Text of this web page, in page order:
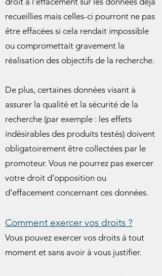
recueillies mais celles-ci pourront ne pas
être effacées si cela rendait impossible
ou compromettait gravement la
réalisation des objectifs de la recherche.
De plus, certaines données visant à
assurer la qualité et la sécurité de la
recherche (par exemple : les effets
indésirables des produits testés) doivent
obligatoirement être collectées par le
promoteur. Vous ne pourrez pas exercer
votre droit d’opposition ou
d’effacement concernant ces données.
Comment exercer vos droits ?
Vous pouvez exercer vos droits à tout
moment et sans avoir à vous justifier.